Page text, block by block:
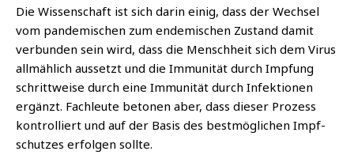
Die Wis­sen­schaft ist sich dar­in einig, dass der Wech­sel
vom pan­de­mi­schen zum ende­mi­schen Zustand damit
ver­bun­den sein wird, dass die Mensch­heit sich dem Virus
all­mäh­lich aus­setzt und die Immu­ni­tät durch Imp­fung
schritt­wei­se durch eine Immu­ni­tät durch Infek­tio­nen
ergänzt. Fach­leu­te beto­nen aber, dass die­ser Pro­zess
kon­trol­liert und auf der Basis des best­mög­li­chen Impf­
schut­zes erfol­gen sollte.